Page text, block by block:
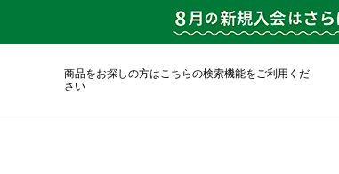
商品をお探しの方はこちらの検索機能をご利用くだ
さい